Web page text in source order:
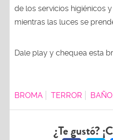
de los servicios higiénicos
mientras las luces se
Dale play y chequea esta
BROMA TERROR BAÑO.
¿Te gustó?